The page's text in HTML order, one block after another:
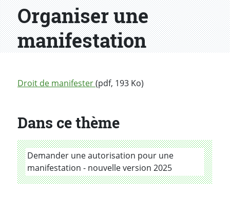
Organiser une
manifestation
Droit de manifester(pdf, 193 Ko)
Dans ce thème
Demander une autorisation pour une
manifestation - nouvelle version 2025